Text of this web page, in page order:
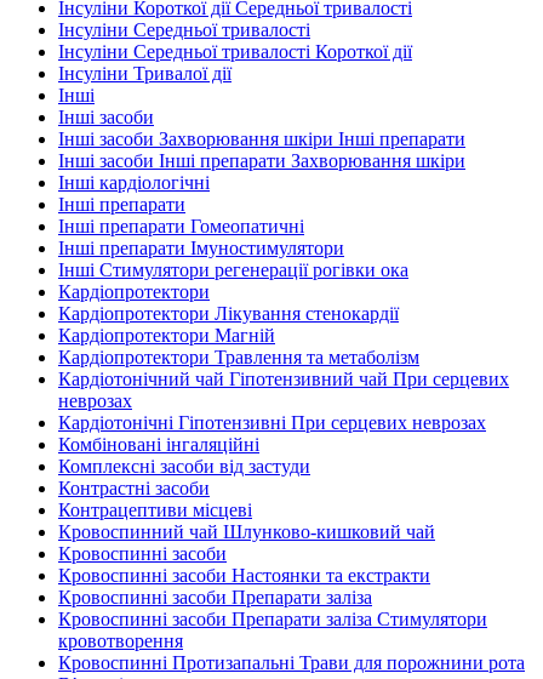
Інсуліни Короткої дії Середньої тривалості
Інсуліни Середньої тривалості
Інсуліни Середньої тривалості Короткої дії
Інсуліни Тривалої дії
Інші
Інші засоби
Інші засоби Захворювання шкіри Інші препарати
Інші засоби Інші препарати Захворювання шкіри
Інші кардіологічні
Інші препарати
Інші препарати Гомеопатичні
Інші препарати Імуностимулятори
Інші Стимулятори регенерації рогівки ока
Кардіопротектори
Кардіопротектори Лікування стенокардії
Кардіопротектори Магній
Кардіопротектори Травлення та метаболізм
Кардіотонічний чай Гіпотензивний чай При серцевих
неврозах
Кардіотонічні Гіпотензивні При серцевих неврозах
Комбіновані інгаляційні
Комплексні засоби від застуди
Контрастні засоби
Контрацептиви місцеві
Кровоспинний чай Шлунково-кишковий чай
Кровоспинні засоби
Кровоспинні засоби Настоянки та екстракти
Кровоспинні засоби Препарати заліза
Кровоспинні засоби Препарати заліза Стимулятори
кровотворення
Кровоспинні Протизапальні Трави для порожнини рота